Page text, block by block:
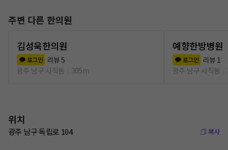
주변 다른 한의원
김성욱한의원
로그인 리뷰5
광주 남구 사직동
305m
예향한방병원
로그인 리뷰 1
광주 남구 사직동
위치
광주 남구 독립로 104 복사